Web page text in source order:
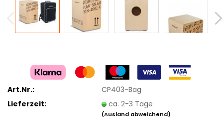
Art.Nr.:
CP403-Bag
Lieferzeit:
ca. 2-3 Tage
(Ausland abweichend)